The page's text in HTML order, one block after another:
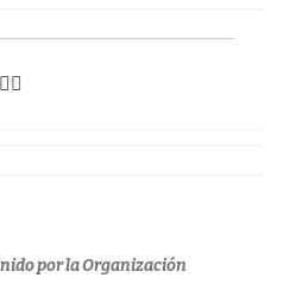

por la Organización